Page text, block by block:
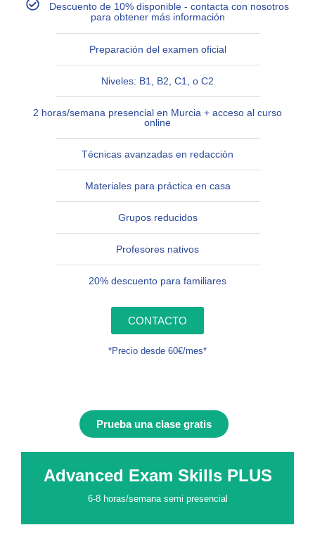
Descuento de 10% disponible - contacta con nosotros
para obtener más información
Preparación del examen oficial
Niveles: B1, B2, C1, o C2
2 horas/semana presencial en Murcia + acceso al curso
online
Técnicas avanzadas en redacción
Materiales para práctica en casa
Grupos reducidos
Profesores nativos
20% descuento para familiares
CONTACTO
*Precio desde 60€/mes*
Prueba una clase gratis
Advanced Exam Skills PLUS
6-8 horas/semana semi presencial